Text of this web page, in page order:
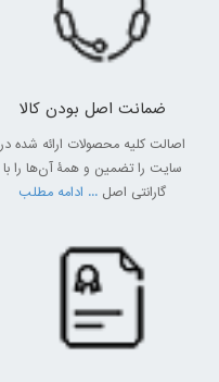
ضمانت اصل بودن کالا
اصالت کلیه محصولات ارائه شده در
سایت را تضمین و همۀ آن‌ها را با
گارانتی اصل ... ادامه مطلب